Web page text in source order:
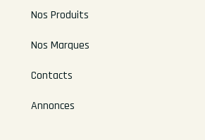
Nos Produits
Nos Marques
Contacts
Annonces